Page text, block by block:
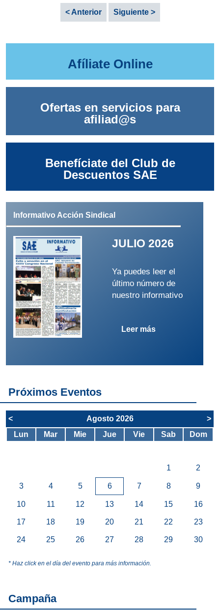
< Anterior Siguiente >
Afíliate Online
Ofertas en servicios para
afiliad@s
Benefíciate del Club de
Descuentos SAE
Informativo Acción Sindical
JULIO 2026
Ya puedes leer el
último número de
nuestro informativo
Leer más
Próximos Eventos
< Agosto 2026
>
Lun
Mar Mie Jue Vie Sab Dom
1 2
3 4 5 6 7 8 9
10 11 12 13 14 15 16
17 18 19 20 21 22 23
24 25 26 27 28 29 30
* Haz click en el día del evento para más información.
Campaña